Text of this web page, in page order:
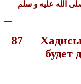
—
87 —
будет
—